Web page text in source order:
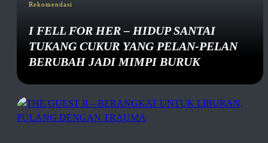
Rekomendasi
I FELL FOR HER – HIDUP SANTAI
TUKANG CUKUR YANG PELAN-PELAN
BERUBAH JADI MIMPI BURUK